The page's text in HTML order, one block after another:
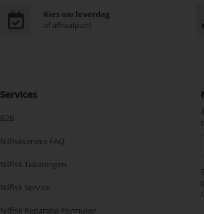
Kies uw leverdag
of afhaalpunt
Services
B2B
Nilfiskservice FAQ
Nilfisk Tekeningen
Nilfisk Service
Nilfisk Reparatie Formulier